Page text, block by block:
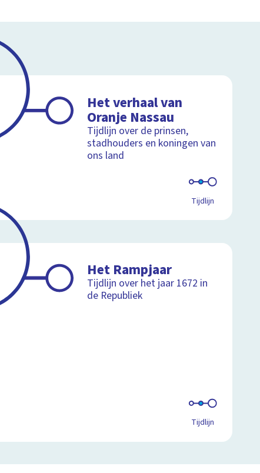
Het verhaal van
Oranje Nassau
Tijdlijn over de prinsen,
stadhouders en koningen van
ons land
Tijdlijn
Het Rampjaar
Tijdlijn over het jaar 1672 in
de Republiek
Tijdlijn